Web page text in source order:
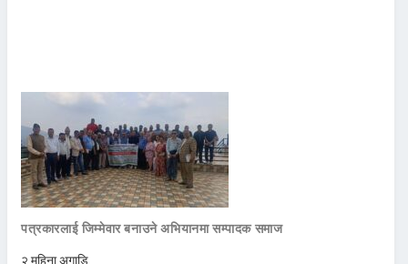
पत्रकारलाई जिम्मेवार बनाउने अभियानमा सम्पादक समाज
२ महिना अगाडि